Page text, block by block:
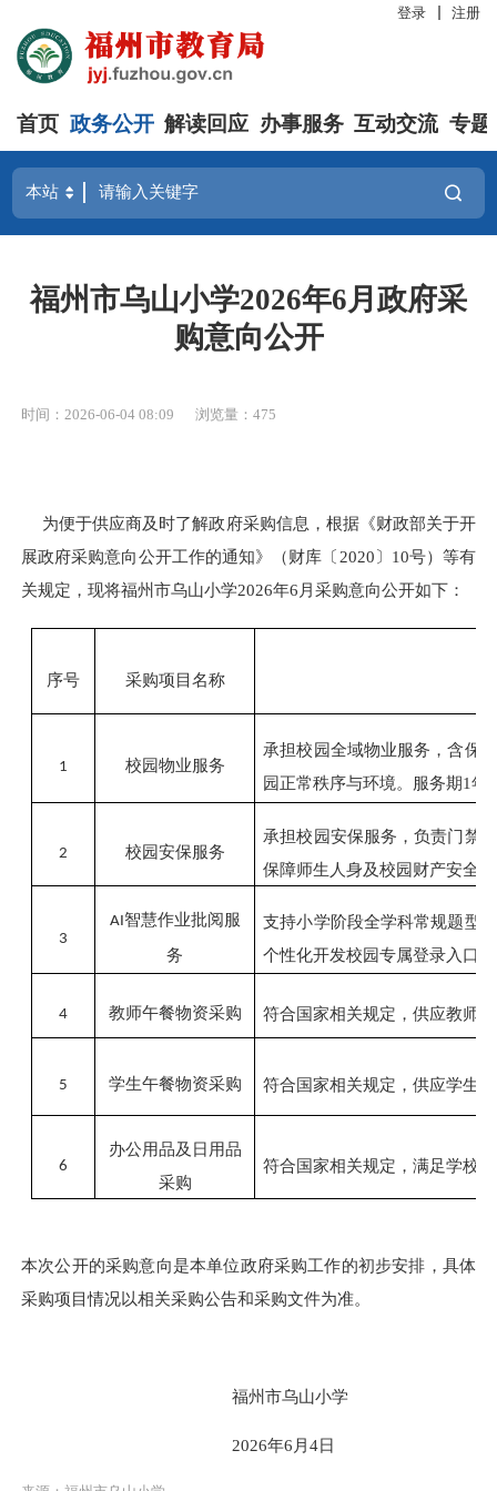
登录 注册
首页 政务公开 解读回应 办事服务 互动交流 专题
福州市乌山小学2026年6月政府采
购意向公开
时间：2026-06-04 08:09 浏览量：475
为便于供应商及时了解政府采购信息，根据《财政部关于开
展政府采购意向公开工作的通知》（财库〔2020〕10号）等有
关规定，现将福州市乌山小学2026年6月采购意向公开如下：
序号 采购项目名称
1 校园物业服务
承担校园全域物业服务，含保
园正常秩序与环境。
服务期1年
2 校园安保服务
承担校园安保服务，负责门禁
保障师生人身及校园财产安全
3
AI智慧作业批阅服
务
支持小学阶段全学科常规题型
个性化开发校园专属登录入口。
4 教师午餐物资采购 符合国家相关规定，供应教师
5 学生午餐物资采购 符合国家相关规定，供应学生
6
办公用品及日用品
采购
符合国家相关规定，满足学校
本次公开的采购意向是本单位政府采购工作的初步安排，具体
采购项目情况以相关采购公告和采购文件为准。
福州市乌山小学
2026年6月4日